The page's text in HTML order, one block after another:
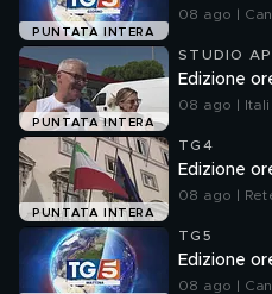
PUNTATA INTERA
08 ago |
PUNTATA INTERA
STUDIO
Edizione
08 ago |
PUNTATA INTERA
TG4
Edizione
08 ago |
TG5
Edizione
08 ago |